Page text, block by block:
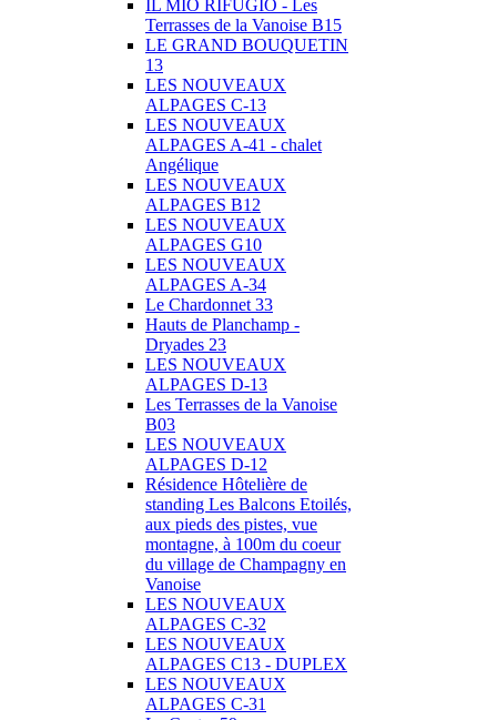
IL MIO RIFUGIO - Les
Terrasses de la Vanoise B15
LE GRAND BOUQUETIN
13
LES NOUVEAUX
ALPAGES C-13
LES NOUVEAUX
ALPAGES A-41 - chalet
Angélique
LES NOUVEAUX
ALPAGES B12
LES NOUVEAUX
ALPAGES G10
LES NOUVEAUX
ALPAGES A-34
Le Chardonnet 33
Hauts de Planchamp -
Dryades 23
LES NOUVEAUX
ALPAGES D-13
Les Terrasses de la Vanoise
B03
LES NOUVEAUX
ALPAGES D-12
Résidence Hôtelière de
standing Les Balcons Etoilés,
aux pieds des pistes, vue
montagne, à 100m du coeur
du village de Champagny en
Vanoise
LES NOUVEAUX
ALPAGES C-32
LES NOUVEAUX
ALPAGES C13 - DUPLEX
LES NOUVEAUX
ALPAGES C-31